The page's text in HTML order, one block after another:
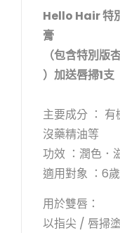
Hello Hair 特
膏
（包含特別版
）加送唇掃1支
主要成分 ： 有
沒藥精油等
功效 ：潤色．
適用對象 ：6
用於雙唇：
以指尖 / 唇掃